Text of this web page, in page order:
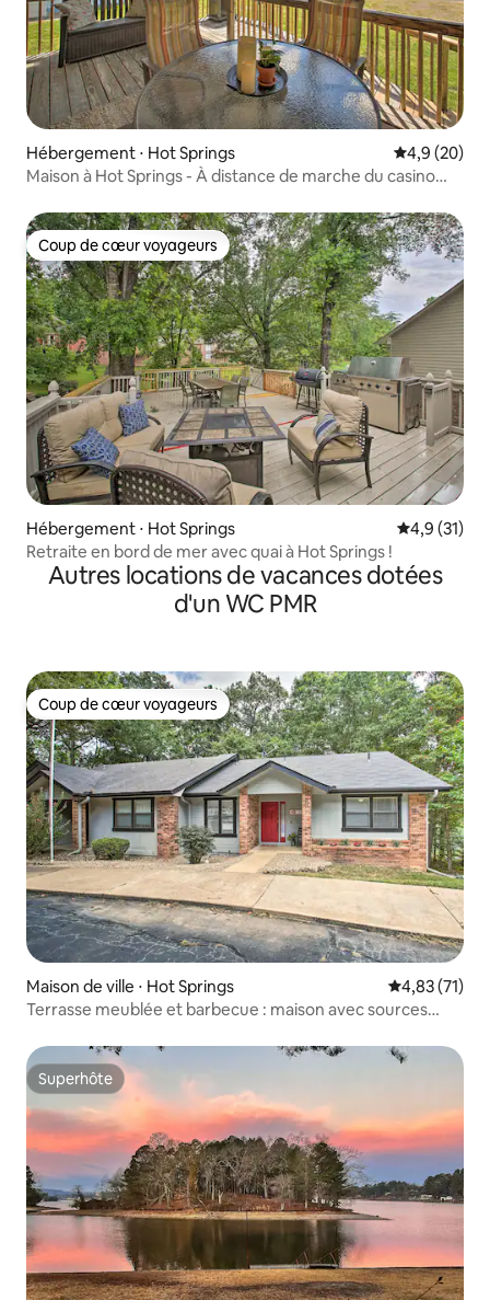
Hébergement ⋅ Hot Springs Évaluation
4,9 (20)
Maison à Hot Springs - À distance de marche du casino
Coup de cœur voyageurs
Coup de cœur voyageurs
Hébergement ⋅ Hot Springs Évaluation
4,9 (31)
Retraite en bord de mer avec quai à Hot Springs !
Autres locations de vacances dotées
d'un WC PMR
Coup de cœur voyageurs
Coup de cœur voyageurs
Maison de ville ⋅ Hot Springs Évaluation
4,83 (71)
Terrasse meublée et barbecue : maison avec sources
Superhôte
Superhôte